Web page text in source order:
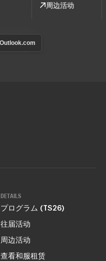
周边活动
DETAILS
プログラム (TS26)
往届活动
周边活动
查看和服租赁